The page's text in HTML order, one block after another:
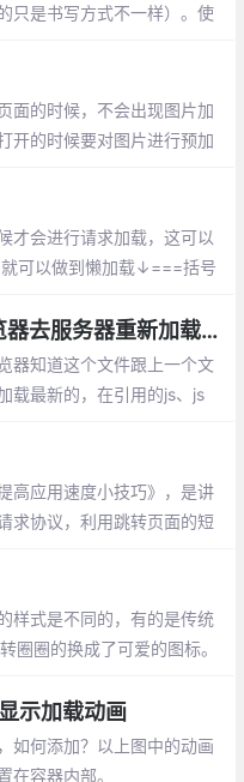
只是书写方式不一样）。使
面的时候，不会出现图片加
开的时候要对图片进行预加
才会进行请求加载，这可以
可以做到懒加载↓===括号
解决js/css文件缓存，让浏览器去服务器重新加载最新js/css
器知道这个文件跟上一个文
载最新的，在引用的js、js
高应用速度小技巧》，是讲
求协议，利用跳转页面的短
样式是不同的，有的是传统
圈圈的换成了可爱的图标。
示加载动画
如何添加？以上图中的动画
在容器内部。